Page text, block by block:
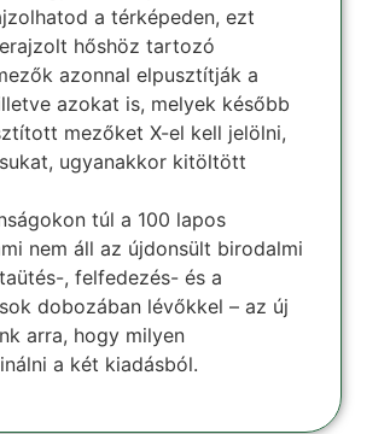
a térképeden, ezt
hőshöz tartozó
azonnal elpusztítják a
azokat is, melyek később
mezőket X-el kell jelölni,
ugyanakkor kitöltött
túl a 100 lapos
nem áll az újdonsült birodalmi
, felfedezés- és a
dobozában lévőkkel – az új
arra, hogy milyen
a két kiadásból.